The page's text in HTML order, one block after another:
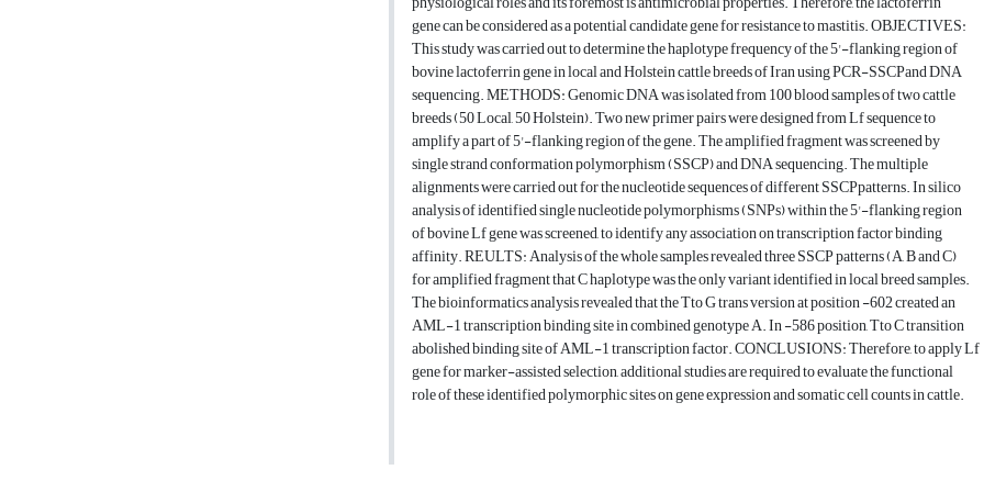
gene can be considered as a potential candidate gene for resistance to mastitis. OBJECTIVES:
This study was carried out to determine the haplotype frequency of the 5'-flanking region of
bovine lactoferrin gene in local and Holstein cattle breeds of Iran using PCR-SSCPand DNA
sequencing. METHODS: Genomic DNA was isolated from 100 blood samples of two cattle
breeds (50 Local, 50 Holstein). Two new primer pairs were designed from Lf sequence to
amplify a part of 5'-flanking region of the gene. The amplified fragment was screened by
single strand conformation polymorphism (SSCP) and DNA sequencing. The multiple
alignments were carried out for the nucleotide sequences of different SSCPpatterns. In silico
analysis of identified single nucleotide polymorphisms (SNPs) within the 5'-flanking region
of bovine Lf gene was screened, to identify any association on transcription factor binding
affinity. REULTS: Analysis of the whole samples revealed three SSCP patterns (A, B and C)
for amplified fragment that C haplotype was the only variant identified in local breed samples.
The bioinformatics analysis revealed that the Tto G trans version at position -602 created an
AML-1 transcription binding site in combined genotype A. In -586 position, Tto C transition
abolished binding site of AML-1 transcription factor. CONCLUSIONS: Therefore, to apply Lf
gene for marker-assisted selection, additional studies are required to evaluate the functional
role of these identified polymorphic sites on gene expression and somatic cell counts in cattle.